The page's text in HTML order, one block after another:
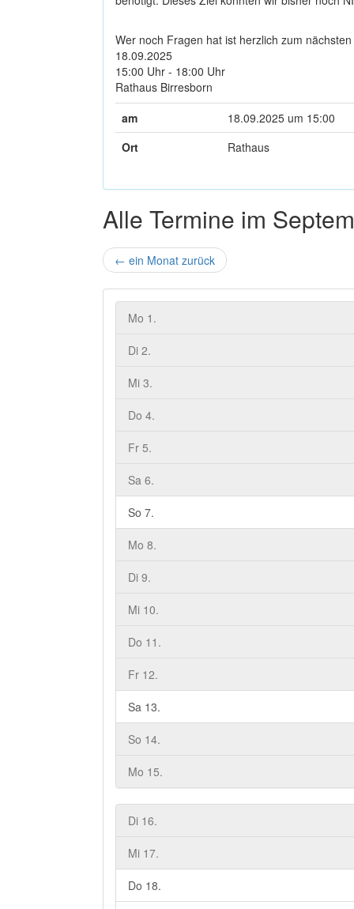
Wer noch Fragen hat ist herzlich zum
18.09.2025
15:00 Uhr - 18:00 Uhr
Rathaus Birresborn
am
18.09.2025 um 15:00
Ort
Rathaus
Alle Termine im
← ein Monat zurück
Mo 1.
Di 2.
Mi 3.
Do 4.
Fr 5.
Sa 6.
So 7.
Mo 8.
Di 9.
Mi 10.
Do 11.
Fr 12.
Sa 13.
So 14.
Mo 15.
Di 16.
Mi 17.
Do 18.